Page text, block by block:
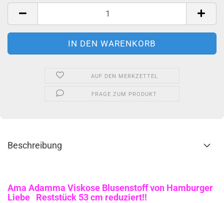
Stück
AUF DEN MERKZETTEL
FRAGE ZUM PRODUKT
Beschreibung
Ama Adamma Viskose Blusenstoff von Hamburger
Liebe Reststück 53 cm reduziert!!